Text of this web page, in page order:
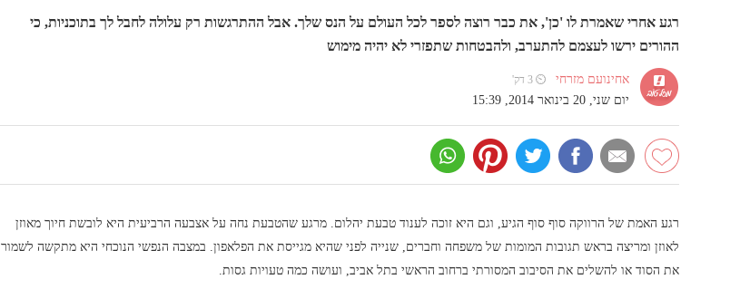
רגע אחרי שאמרת לו 'כן', את כבר רוצה לספר לכל העולם על הנס שלך. אבל ההתרגשות רק עלולה לחבל לך בתוכניות, כי
ההורים ירשו לעצמם להתערב, ולהבטחות שתפזרי לא יהיה מימוש
אחינועם מזרחי ⏲ 3 דק'
יום שני, 20 בינואר 2014, 15:39
רגע האמת של הרווקה סוף סוף הגיע, וגם היא זוכה לענוד טבעת יהלום. מרגע שהטבעת נחה על אצבעה הרביעית היא לובשת חיוך מאוזן
לאוזן ומריצה בראש תגובות המומות של משפחה וחברים, שנייה לפני שהיא מגייסת את הפלאפון. במצבה הנפשי הנוכחי היא מתקשה לשמור
את הסוד או להשלים את הסיבוב המסורתי ברחוב הראשי בתל אביב, ועושה כמה טעויות גסות.